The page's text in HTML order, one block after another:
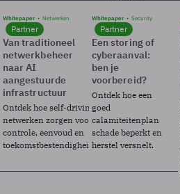
Whitepaper Netwerken
Partner
Van traditioneel
netwerkbeheer
naar AI
aangestuurde
infrastructuur
Ontdek hoe self-driving
netwerken zorgen voor
controle, eenvoud en
toekomstbestendigheid.
Whitepaper Security
Partner
Een storing of
cyberaanval:
ben je
voorbereid?
Ontdek hoe een
goed
calamiteitenplan
schade beperkt en
herstel versnelt.